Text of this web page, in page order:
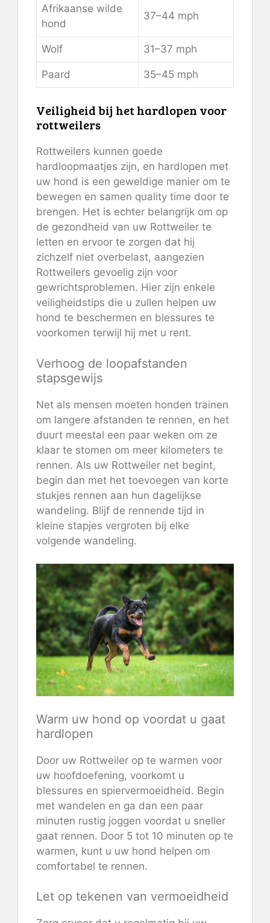
Afrikaanse wilde
hond
37–44 mph
Wolf 31–37 mph
Paard 35–45 mph
Veiligheid bij het hardlopen voor
rottweilers
Rottweilers kunnen goede
hardloopmaatjes zijn, en hardlopen met
uw hond is een geweldige manier om te
bewegen en samen quality time door te
brengen. Het is echter belangrijk om op
de gezondheid van uw Rottweiler te
letten en ervoor te zorgen dat hij
zichzelf niet overbelast, aangezien
Rottweilers gevoelig zijn voor
gewrichtsproblemen. Hier zijn enkele
veiligheidstips die u zullen helpen uw
hond te beschermen en blessures te
voorkomen terwijl hij met u rent.
Verhoog de loopafstanden
stapsgewijs
Net als mensen moeten honden trainen
om langere afstanden te rennen, en het
duurt meestal een paar weken om ze
klaar te stomen om meer kilometers te
rennen. Als uw Rottweiler net begint,
begin dan met het toevoegen van korte
stukjes rennen aan hun dagelijkse
wandeling. Blijf de rennende tijd in
kleine stapjes vergroten bij elke
volgende wandeling.
Warm uw hond op voordat u gaat
hardlopen
Door uw Rottweiler op te warmen voor
uw hoofdoefening, voorkomt u
blessures en spiervermoeidheid. Begin
met wandelen en ga dan een paar
minuten rustig joggen voordat u sneller
gaat rennen. Door 5 tot 10 minuten op te
warmen, kunt u uw hond helpen om
comfortabel te rennen.
Let op tekenen van vermoeidheid